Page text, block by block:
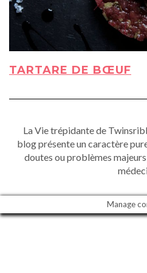
TARTARE DE BŒUF
La Vie trépidante de
blog présente un caractère
doutes ou problèmes
Manage